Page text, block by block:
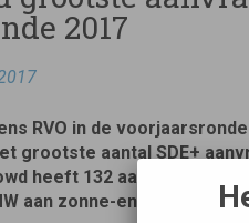
2017
RVO in de
grootste aantal SDE+
heeft 132 aanvragen
aan zonne-energie